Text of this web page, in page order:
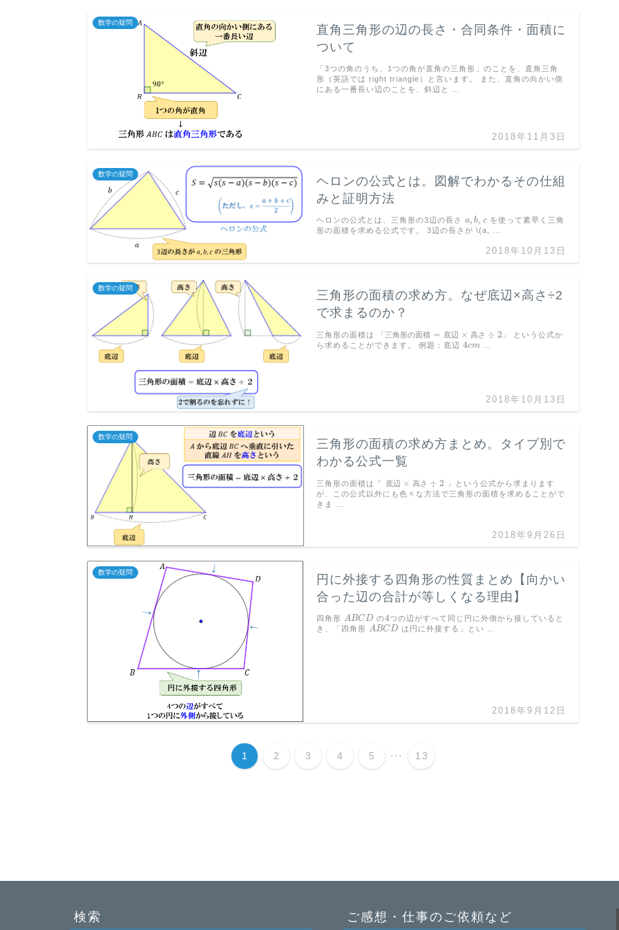
数学の疑問
直角三角形の辺の長さ・合同条件・面積に
ついて
2018年11月3日
「3つの角のうち、1つの角が直角の三角形」のことを、直角三角
形（英語では right triangle）と言います。 また、直角の向かい側
にある一番長い辺のことを、斜辺と …
数学の疑問
ヘロンの公式とは。図解でわかるその仕組
みと証明方法
2018年10月13日
ヘロンの公式とは、三角形の3辺の長さ a, b, c
a,b,c
を使って素早く三角
形の面積を求める公式です。 3辺の長さが \(a, …
数学の疑問
三角形の面積の求め方。なぜ底辺×高さ÷2
で求まるのか？
2018年10月13日
三角形の面積は 「三角形の面積 = 底辺 × 高さ ÷ 2 」
「 三角形の面積 =底 辺×高 さ ÷2」
という公式か
ら求めることができます。 例題：底辺 4cm
4cm
数学の疑問
三角形の面積の求め方まとめ。タイプ別で
わかる公式一覧
2018年9月26日
三角形の面積は「 底辺 × 高さ ÷ 2
底辺 ×高 さ÷2
」という公式から求まります
が、この公式以外にも色々な方法で三角形の面積を求めることがで
きま …
数学の疑問
円に外接する四角形の性質まとめ【向かい
合った辺の合計が等しくなる理由】
2018年9月12日
四角形 ABCD
ABCD の4
4つの辺がすべて同じ円に外側から接していると
き、「四角形 ABCD
ABCD は円に外接する」とい …
1 2 3 4 5 ... 13
検索 ご感想・仕事のご依頼など